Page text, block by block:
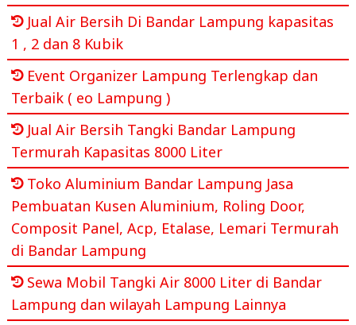
Jual Air Bersih Di Bandar Lampung kapasitas
1 , 2 dan 8 Kubik
Event Organizer Lampung Terlengkap dan
Terbaik ( eo Lampung )
Jual Air Bersih Tangki Bandar Lampung
Termurah Kapasitas 8000 Liter
Toko Aluminium Bandar Lampung Jasa
Pembuatan Kusen Aluminium, Roling Door,
Composit Panel, Acp, Etalase, Lemari Termurah
di Bandar Lampung
Sewa Mobil Tangki Air 8000 Liter di Bandar
Lampung dan wilayah Lampung Lainnya